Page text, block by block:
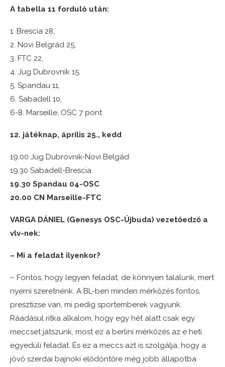
A tabella 11 forduló után:
1. Brescia 28,
2. Novi Belgrád 25,
3. FTC 22,
4. Jug Dubrovnik 15,
5. Spandau 11,
6. Sabadell 10,
6-8. Marseille, OSC 7 pont
12. játéknap, április 25., kedd
19.00 Jug Dubrovnik-Novi Belgád
19.30 Sabadell-Brescia
19.30 Spandau 04-OSC
20.00 CN Marseille-FTC
VARGA DÁNIEL (Genesys OSC-Újbuda) vezetőedző a
vlv-nek:
– Mi a feladat ilyenkor?
– Fontos, hogy legyen feladat, de könnyen találunk, mert
nyerni szeretnénk. A BL-ben minden mérkőzés fontos,
presztízse van, mi pedig sportemberek vagyunk.
Ráadásul ritka alkalom, hogy egy hét alatt csak egy
meccset játszunk, most ez a berlini mérkőzés az e heti
egyedüli feladat. És ez a meccs azt is szolgálja, hogy a
jövő szerdai bajnoki elődöntőre még jobb állapotba